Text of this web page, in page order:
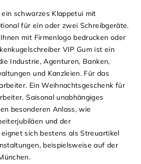
schwarzes Klappetui mit
für ein oder zwei Schreibgeräte.
mit Firmenlogo bedrucken oder
VIP Gum ist ein
Industrie, Agenturen, Banken,
und Kanzleien. Für das
Ein Weihnachtsgeschenk für
Saisonal unabhängiges
besonderen Anlass, wie
und der
sich bestens als Streuartikel
beispielsweise auf der